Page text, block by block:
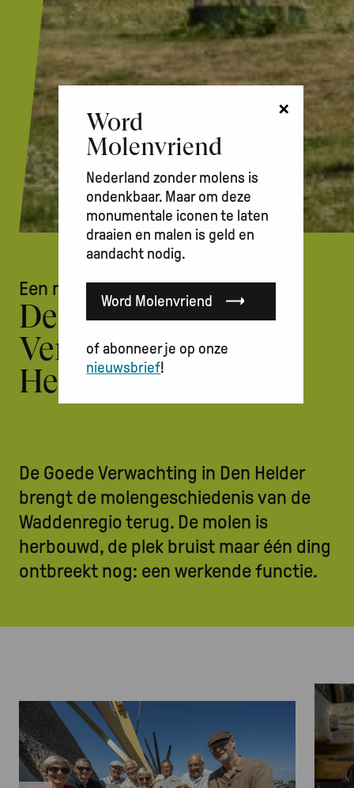
Kruimelpad
Een nieuwe toekomst
De Goede
Verwachting, Den
Helder (NH)
De Goede Verwachting in Den Helder
brengt de molengeschiedenis van de
Waddenregio terug. De molen is
herbouwd, de plek bruist maar één ding
ontbreekt nog: een werkende functie.
×
Word
Molenvriend
Nederland zonder molens is
ondenkbaar. Maar om deze
monumentale iconen te laten
draaien en malen is geld en
aandacht nodig.
Word Molenvriend
of abonneer je op onze
nieuwsbrief!